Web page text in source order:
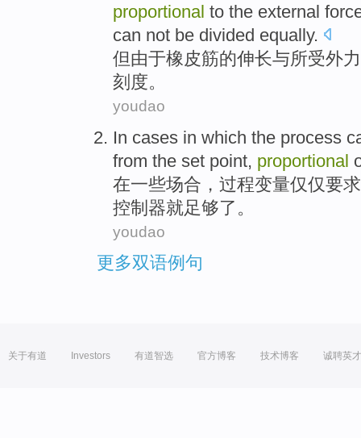
proportional to the external
can not be divided equally.
但由于橡皮筋的伸长与所受外力
刻度。
youdao
In cases in which the process
from the set point, proportional
在一些场合 ， 过程变量仅仅要求
控制器就足够了。
youdao
更多双语例句
关于有道 Investors 有道智选 官方博客 技术博客 诚聘英才